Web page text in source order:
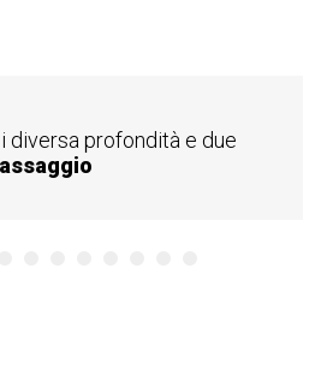
diversa profondità e due